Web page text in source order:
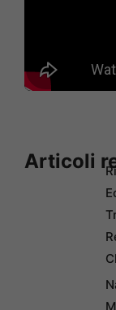
Articoli